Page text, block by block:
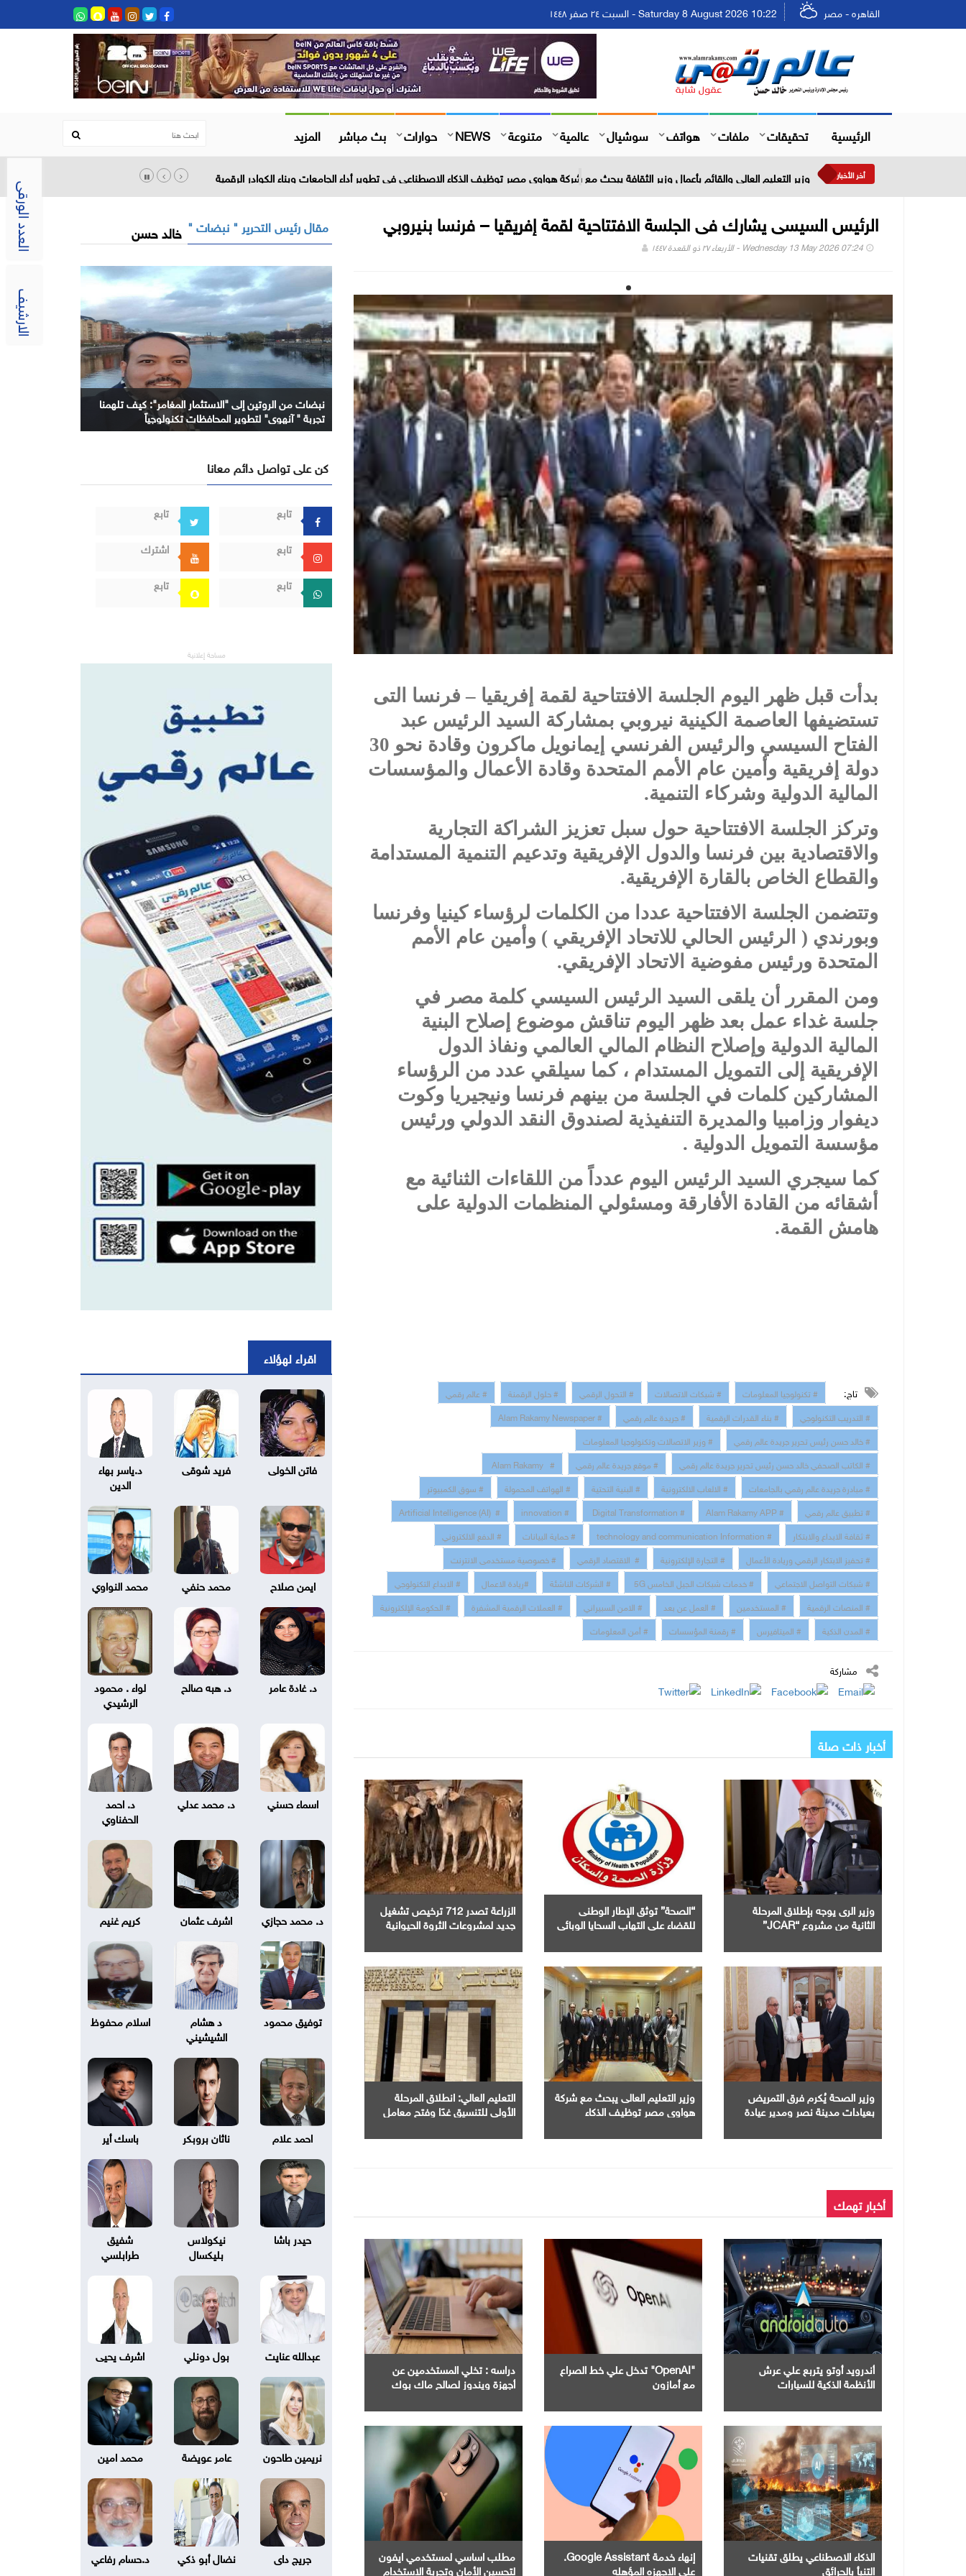
العدد الورقى
الارشيف
القاهره - مصر Saturday 8 August 2026 10:22 - السبت ٢٤ صفر ١٤٤٨
الرئيسية تحقيقات ملفات هواتف سوشيال عالمية متنوعة NEWS حوارات بث مباشر المزيد
أخر الأخبار وزير التعليم العالي والقائم بأعمال وزير الثقافة يبحث مع شركة هواوي مصر توظيف الذكاء الاصطناعي في تطوير أداء الجامعات وبناء الكوادر الرقمية
الرئيس السيسى يشارك فى الجلسة الافتتاحية لقمة إفريقيا – فرنسا بنيروبي
Wednesday 13 May 2026 07:24 - الأربعاء ٢٧ ذو القعدة ١٤٤٧
بدأت قبل ظهر اليوم الجلسة الافتتاحية لقمة إفريقيا – فرنسا التى
تستضيفها العاصمة الكينية نيروبي بمشاركة السيد الرئيس عبد
الفتاح السيسي والرئيس الفرنسي إيمانويل ماكرون وقادة نحو 30
دولة إفريقية وأمين عام الأمم المتحدة وقادة الأعمال والمؤسسات
المالية الدولية وشركاء التنمية.
وتركز الجلسة الافتتاحية حول سبل تعزيز الشراكة التجارية
والاقتصادية بين فرنسا والدول الإفريقية وتدعيم التنمية المستدامة
والقطاع الخاص بالقارة الإفريقية.
وتتضمن الجلسة الافتتاحية عددا من الكلمات لرؤساء كينيا وفرنسا
وبورندي ( الرئيس الحالي للاتحاد الإفريقي ) وأمين عام الأمم
المتحدة ورئيس مفوضية الاتحاد الإفريقي.
ومن المقرر أن يلقى السيد الرئيس السيسي كلمة مصر في
جلسة غداء عمل بعد ظهر اليوم تناقش موضوع إصلاح البنية
المالية الدولية وإصلاح النظام المالي العالمي ونفاذ الدول
الإفريقية إلى التمويل المستدام ، كما سيلقي عدد من الرؤساء
المشاركين كلمات في الجلسة من بينهم فرنسا ونيجيريا وكوت
ديفوار وزامبيا والمديرة التنفيذية لصندوق النقد الدولي ورئيس
مؤسسة التمويل الدولية .
كما سيجري السيد الرئيس اليوم عدداً من اللقاءات الثنائية مع
أشقائه من القادة الأفارقة ومسئولي المنظمات الدولية على
هامش القمة.
تاج: # تكنولوجيا المعلومات # شبكات الاتصالات # التحول الرقمي # حلول الرقمنة
# عالم رقمي
# التدريب التكنولوجي
# بناء القدرات الرقمية # جريدة عالم رقمي
# Alam Rakamy Newspaper
# خالد حسن رئيس تحرير جريدة عالم رقمي
# وزير الاتصالات وتكنولوجيا المعلومات
# الكاتب الصحفي خالد حسن رئيس تحرير جريدة عالم رقمي
# موقع جريدة عالم رقمي
# Alam Rakamy
# مبادرة جريدة عالم رقمي بالجامعات
# الالعاب الالكترونية # البنية التحتية # الهواتف المحمولة
# سوق الكمبيوتر
# تطبيق عالم رقمي
# Alam Rakamy APP
# Digital Transformation
# innovation
# Artificial Intelligence (AI)
# ثقافة الابداع والابتكار
# technology and communication Information # حماية البيانات
# الدفع الالكتروني
# تحفيز الابتكار الرقمي وريادة الأعمال
# التجارة الإلكترونية # الاقتصاد الرقمي
# خصوصية مستخدمى الانترنت
# شبكات التواصل الاجتماعي
# خدمات شبكات الجيل الخامس 5G # الشركات الناشئة #ريادة الاعمال
# الابداع التكنولوجي
# المنصات الرقمية
# المستخدمين # العمل عن بعد # الامن السبيراني # العملات الرقمية المشفرة
# الحكومة الإلكترونية
# المدن الذكية
# الميتافيرس # رقمنة المؤسسات # أمن المعلومات
مشاركة
أخبار ذات صلة
وزير الرى يوجه بإطلاق المرحلة
الثانية من مشروع “JCAR”
“الصحة” توثق الإطار الوطنى
للقضاء على التهاب السحايا الوبائى
الزراعة تصدر 712 ترخيص تشغيل
جديد لمشروعات الثروة الحيوانية
وزير الصحة يُكرم فرق التمريض
بعيادات مدينة نصر ومدير عيادة
وزير التعليم العالى يبحث مع شركة
هواوى مصر توظيف الذكاء
الجامعات
التعليم العالي: انطلاق المرحلة
الأولى للتنسيق غدًا وفتح معامل
الحكومية
أخبار تهمك
أندرويد أوتو يتربع علي عرش
الأنظمة الذكية للسيارات
"OpenAI" تدخل علي خط الصراع
مع أمازون
دراسه : تخلي المستخدمين عن
أجهزة ويندوز لصالح ماك بوك
الذكاء الاصطناعي يطلق تقنيات
التنبأ بالحرائق
إنهاء خدمة Google Assistant.
علي الاجهزه المؤهله
مطلب اساسي لمستخدمي ايفون
لتحسين الأمان وتجربة الاستخدام
مقال رئيس التحرير " نبضات " خالد حسن
نبضات من الروتين إلى "الاستثمار المغامر": كيف تلهمنا
تجربة " آنهوي" لتطوير المحافظات تكنولوجياً
كن على تواصل دائم معانا
تابع
تابع
تابع
اشترك
تابع
تابع
مساحة إعلانية
اقراء لهؤلاء
فاتن الخولى فريد شوقى
د.ياسر بهاء
الدين
ايمن صلاح محمد حنفي محمد النواوي
د. غادة عامر د. هبه صالح
لواء . محمود
الرشيدي
اسماء حسني د. محمد عدلي
د. احمد
الحفناوي
د. محمد حجازي اشرف عثمان كريم غنيم
توفيق محمود
د هشام
الشيشيني
اسلام محفوظ
احمد علام ناثان بروبكر باسك أير
حيدر باشا
نيكولاس
بليكسال
شفيق
طرابلسي
عبدالله عنايت بول دونلي اشرف يحيى
نريمين طاحون عامر عويضة محمد امين
جريج داى نضال أبو ذكي د.حسام رفاعي